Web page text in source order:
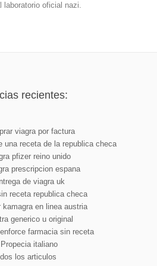
laboratorio oficial nazi.
recientes:
viagra por factura
una receta de la republica checa
pfizer reino unido
prescripcion espana
de viagra uk
receta republica checa
kamagra en linea austria
generico u original
farmacia sin receta
Propecia italiano
los articulos